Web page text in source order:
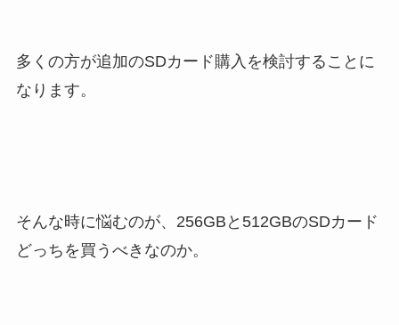
多くの方が追加のSDカード購入を検討することに
なります。
そんな時に悩むのが、256GBと512GBのSDカード
どっちを買うべきなのか。